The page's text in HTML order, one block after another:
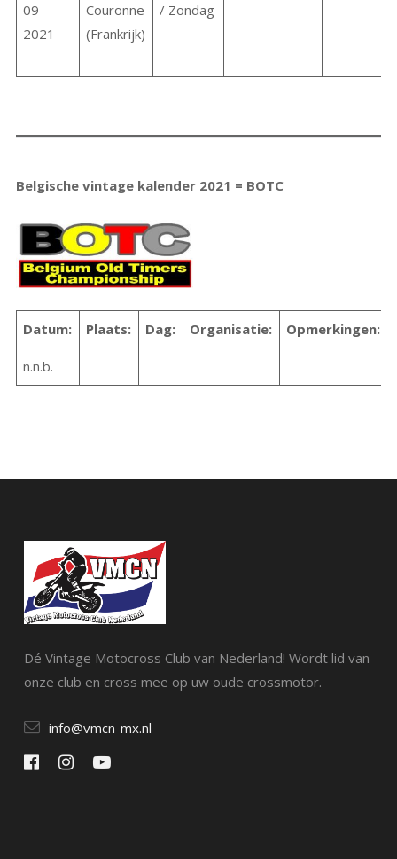
09-
2021
Couronne
(Frankrijk)
/ Zondag
Belgische vintage kalender 2021 = BOTC
Datum: Plaats: Dag: Organisatie: Opmerkingen:
n.n.b.
Dé Vintage Motocross Club van Nederland! Wordt lid van
onze club en cross mee op uw oude crossmotor.
info@vmcn-mx.nl